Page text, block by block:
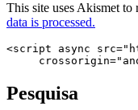
This site uses Akismet to
data is processed.
<script async
Pesquisa